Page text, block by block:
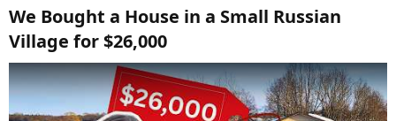
e
n
:
We Bought a House in a Small Russian
Village for $26,000​